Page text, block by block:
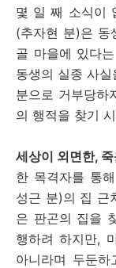
몇 일 째 소식이
(추자현 분)은 동
골 마을에 있다
동생의 실종 사
분으로 거부당하
의 행적을 찾기
세상이 외면한,
한 목격자를 통
성근 분)의 집 근
은 판곤의 집을
행하려 하지만,
아니라며 두둔